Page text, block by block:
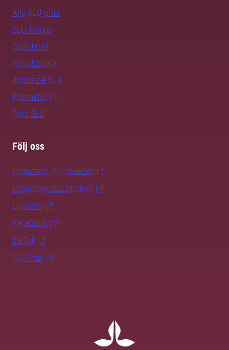
Alla SLU-orter
SLU Alnarp
SLU Umeå
SLU Uppsala
Jobba på SLU
Kontakta SLU
Stöd SLU
Följ oss
Instagram SLU.Sweden
Instagram SLU.student
LinkedIn
Facebook
TikTok
SLU Play